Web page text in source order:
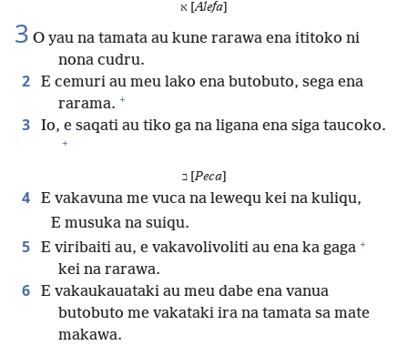
א [Alefa
3 O yau na tamata au kune rarawa ena ititoko ni
nona cudru.
2
E cemuri au meu lako ena butobuto, sega ena
rarama. +
3 Io, e saqati au tiko ga na ligana ena siga taucoko.
+
ב [Peca]
4
E vakavuna me vuca na lewequ kei na kuliqu,
E musuka na suiqu.
5 E viribaiti au, e vakavolivoliti au ena ka gaga +
kei na rarawa.
6
E vakaukauataki au meu dabe ena vanua
butobuto me vakataki ira na tamata sa mate
makawa.